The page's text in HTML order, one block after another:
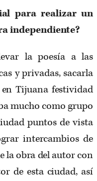
para realizar un
independiente?
la poesía a las
y privadas, sacarla
Tijuana festividad
mucho como grupo
puntos de vista
intercambios de
la obra del autor con
de esta ciudad, así